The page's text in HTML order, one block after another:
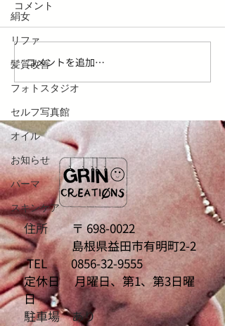
絹女
リファ
髪質改善
フォトスタジオ
セルフ写真館
オイル
お知らせ
パーマ
スキンケア
ご新規のお客様の受付を
再開いたします。
コメント
コメントを追加…
住所〒698-0022
島根県益田市有明町2-2
TEL0856-32-9555
定休日 月曜日、第1、第3日曜
日
駐車場 あり